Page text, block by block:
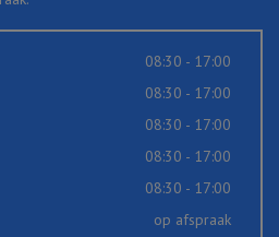
08:30 - 17:00
08:30 - 17:00
08:30 - 17:00
08:30 - 17:00
08:30 - 17:00
op afspraak